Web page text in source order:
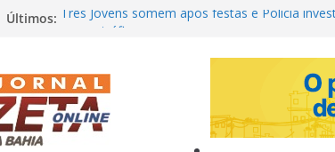
Últimos: Três Jovens somem após festas e Polícia
Mariana Rios emociona ao revelar perda
gravidez natural
Jair Ventura comemora vaga na Copa do
Athletico e exalta variações táticas
Nikolas Ferreira tenta convencer Zema a